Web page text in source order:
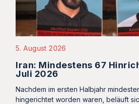
5. August 2026
Iran: Mindestens 67
Juli 2026
Nachdem im ersten Halbjahr
hingerichtet worden waren, beläuft